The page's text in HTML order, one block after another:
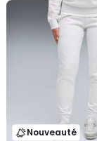
Nouveauté